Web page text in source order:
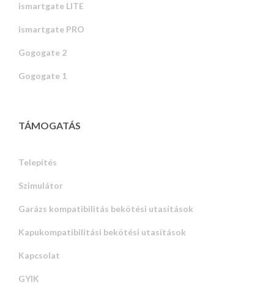
ismartgate LITE
ismartgate PRO
Gogogate 2
Gogogate 1
TÁMOGATÁS
Telepítés
Szimulátor
Garázs kompatibilitás bekötési utasítások
Kapukompatibilitási bekötési utasítások
Kapcsolat
GYIK